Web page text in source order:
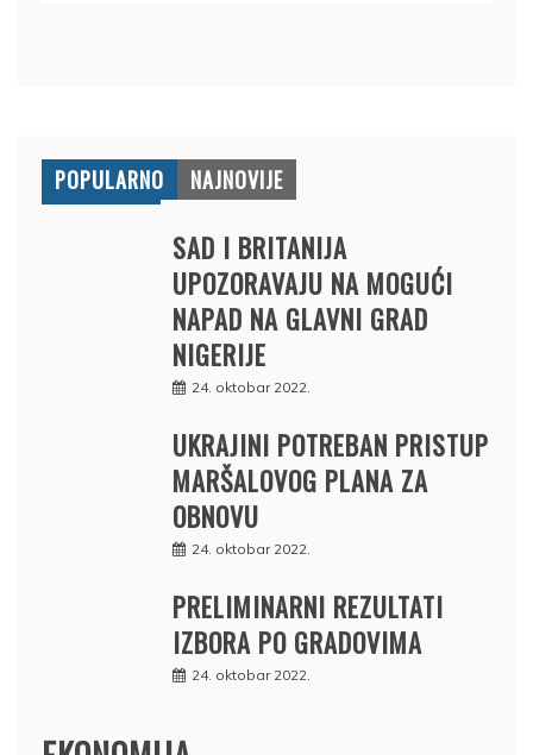
POPULARNO NAJNOVIJE
SAD I BRITANIJA
UPOZORAVAJU NA MOGUĆI
NAPAD NA GLAVNI GRAD
NIGERIJE
24. oktobar 2022.
UKRAJINI POTREBAN PRISTUP
MARŠALOVOG PLANA ZA
OBNOVU
24. oktobar 2022.
PRELIMINARNI REZULTATI
IZBORA PO GRADOVIMA
24. oktobar 2022.